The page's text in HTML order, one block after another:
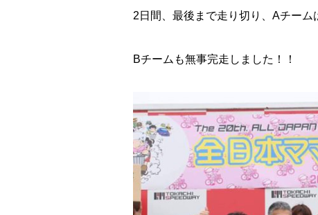
2日間、最後まで走り切り、Aチー
Bチームも無事完走しました！！